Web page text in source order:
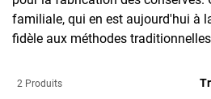
familiale, qui en est aujourd'hui à
fidèle aux méthodes
2 Produits